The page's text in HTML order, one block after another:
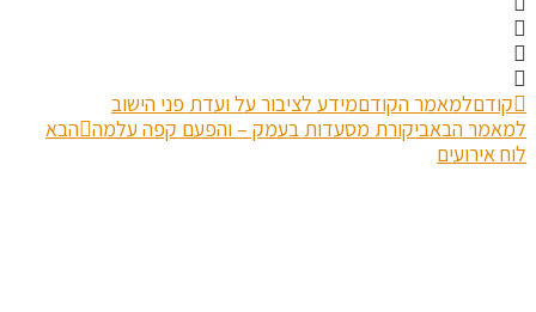
קודםלמאמר הקודםמידע לציבור על ועדת פני הישוב
למאמר הבאביקורת מסעדות בעמק – והפעם קפה עלמה הבא
לוח אירועים